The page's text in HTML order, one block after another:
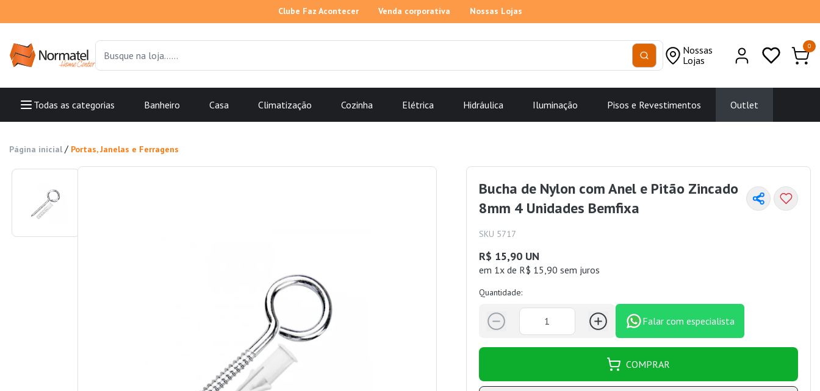
Clube Faz Acontecer Venda corporativa Nossas Lojas
Nossas
Lojas
0
Todas as categorias Banheiro Casa Climatização Cozinha Elétrica Hidráulica Iluminação Pisos e Revestimentos Outlet
Página inicial / Portas, Janelas e Ferragens
Bucha de Nylon com Anel e Pitão Zincado
8mm 4 Unidades Bemfixa
SKU 5717
R$ 15,90 UN
em 1x de R$ 15,90 sem juros
Quantidade:
Falar com especialista
COMPRAR